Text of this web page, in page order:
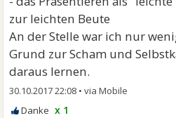
zur leichten Beute
An der Stelle war ich nur
Grund zur Scham und
daraus lernen.
30.10.2017 22:08 •
x 1